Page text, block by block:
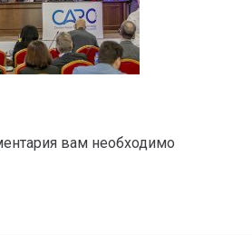
вам необходимо